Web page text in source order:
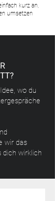
kurz an,
umsetzen
wo du
wir das
dich wirklich